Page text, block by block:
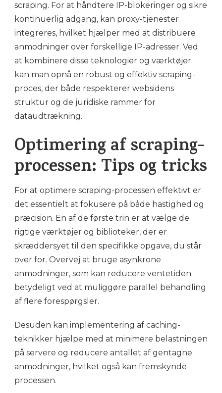
scraping. For at håndtere IP-blokeringer og sikre
kontinuerlig adgang, kan proxy-tjenester
integreres, hvilket hjælper med at distribuere
anmodninger over forskellige IP-adresser. Ved
at kombinere disse teknologier og værktøjer
kan man opnå en robust og effektiv scraping-
proces, der både respekterer websidens
struktur og de juridiske rammer for
dataudtrækning.
Optimering af scraping-
processen: Tips og tricks
For at optimere scraping-processen effektivt er
det essentielt at fokusere på både hastighed og
præcision. En af de første trin er at vælge de
rigtige værktøjer og biblioteker, der er
skræddersyet til den specifikke opgave, du står
over for. Overvej at bruge asynkrone
anmodninger, som kan reducere ventetiden
betydeligt ved at muliggøre parallel behandling
af flere forespørgsler.
Desuden kan implementering af caching-
teknikker hjælpe med at minimere belastningen
på servere og reducere antallet af gentagne
anmodninger, hvilket også kan fremskynde
processen.